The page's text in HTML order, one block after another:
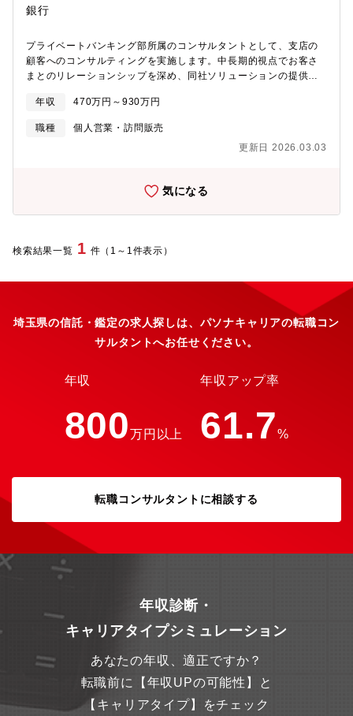
銀行
プライベートバンキング部所属のコンサルタントとして、支店の
顧客へのコンサルティングを実施します。中長期的視点でお客さ
まとのリレーションシップを深め、同社ソリューションの提供を
ンサルティン
2.個人資産家向けへの相続・資産承継のコンサルティング な
ど 【業務内容と魅力】・本部所属のコンサルタントとして支
埼玉県内で最大シェアを有する地域金融機関であり多くのお客さ
化のため：超高齢社会へと進む中、資産家や企業オーナーの「相
続・事業承継」に関するニーズは益々高まっています。同社は
て業務を開始しました。遺言信託を中心とした承継機能を有する
商品を直接提供できる環境が整っており、コンサルタントの役割
は益々増加しています。このためこの分野での一層の強化を図る
べく経験をお持ちの人材を求めています。【就業時間】・残業時
間：20-30h/月程度・19時退社を目途に活動【配属部署】・プラ
客対応を行います。
年収 470万円～930万円
職種
個人営業・訪問販売
更新日 2026.03.03
気になる
検索結果一覧 1 件（1～1件表示）
埼玉県の信託・鑑定の求人探しは、パソナキャリアの転職コン
サルタントへお任せください。
年収
800万円以上
年収アップ率
61.7%
転職コンサルタントに相談する
年収診断・
キャリアタイプシミュレーション
あなたの年収、適正ですか？
転職前に【年収UPの可能性】と
【キャリアタイプ】をチェック